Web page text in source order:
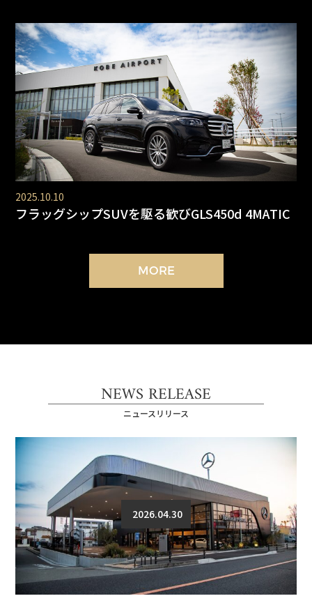
2025.10.10
フラッグシップSUVを駆る歓びGLS450d 4MATIC
MORE
NEWS RELEASE
ニュースリリース
2026.04.30